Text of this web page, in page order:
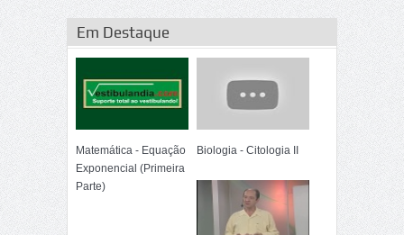
Em Destaque
Matemática - Equação
Exponencial (Primeira
Parte)
Biologia - Citologia II